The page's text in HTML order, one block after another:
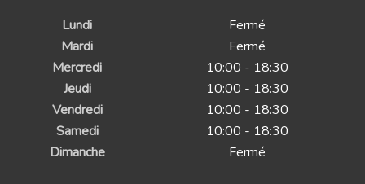
Lundi
Fermé
Mardi
Fermé
Mercredi
10:00 - 18:30
Jeudi
10:00 - 18:30
Vendredi
10:00 - 18:30
Samedi
10:00 - 18:30
Dimanche
Fermé